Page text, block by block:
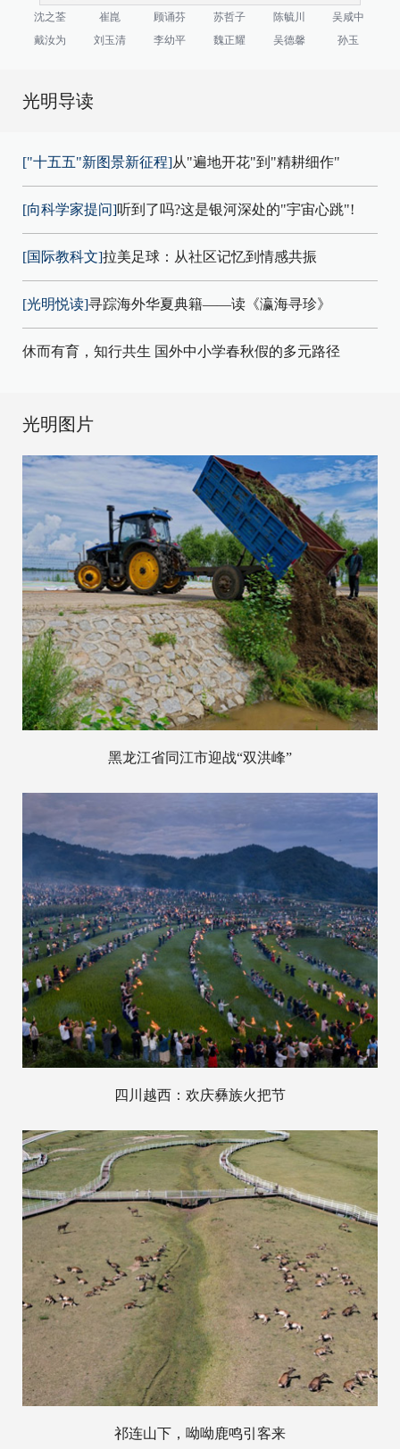
沈之荃 崔崑 顾诵芬 苏哲子 陈毓川
吴咸中
戴汝为
刘玉清 李幼平 魏正耀 吴德馨 孙玉
光明导读
["十五五"新图景新征程]从"遍地开花"到"精耕细作"
[向科学家提问]听到了吗?这是银河深处的"宇宙心跳"!
[国际教科文]拉美足球：从社区记忆到情感共振
[光明悦读]寻踪海外华夏典籍——读《瀛海寻珍》
休而有育，知行共生 国外中小学春秋假的多元路径
光明图片
黑龙江省同江市迎战“双洪峰”
四川越西：欢庆彝族火把节
祁连山下，呦呦鹿鸣引客来